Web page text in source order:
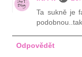
Ta sukně je
Odpovědět